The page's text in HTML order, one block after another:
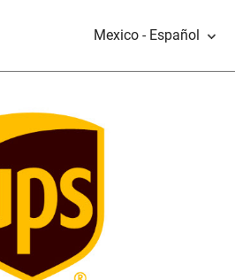
Mexico - Español